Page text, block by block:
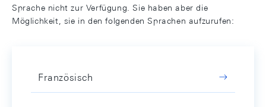
Sprache nicht zur Verfügung. Sie haben aber die
Möglichkeit, sie in den folgenden Sprachen aufzurufen:
Französisch